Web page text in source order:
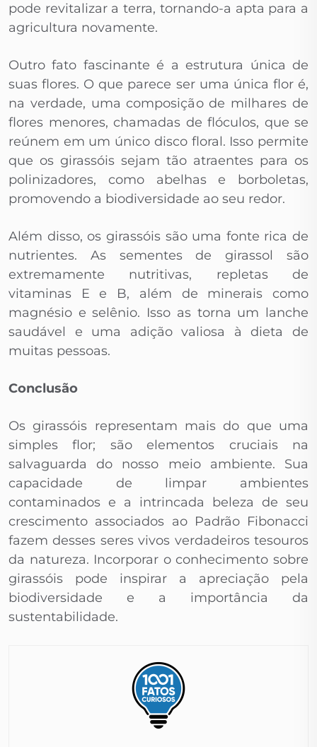
pode revitalizar a terra, tornando-a apta para a
agricultura novamente.
Outro fato fascinante é a estrutura única de
suas flores. O que parece ser uma única flor é,
na verdade, uma composição de milhares de
flores menores, chamadas de flóculos, que se
reúnem em um único disco floral. Isso permite
que os girassóis sejam tão atraentes para os
polinizadores, como abelhas e borboletas,
promovendo a biodiversidade ao seu redor.
Além disso, os girassóis são uma fonte rica de
nutrientes. As sementes de girassol são
extremamente nutritivas, repletas de
vitaminas E e B, além de minerais como
magnésio e selênio. Isso as torna um lanche
saudável e uma adição valiosa à dieta de
muitas pessoas.
Conclusão
Os girassóis representam mais do que uma
simples flor; são elementos cruciais na
salvaguarda do nosso meio ambiente. Sua
capacidade de limpar ambientes
contaminados e a intrincada beleza de seu
crescimento associados ao Padrão Fibonacci
fazem desses seres vivos verdadeiros tesouros
da natureza. Incorporar o conhecimento sobre
girassóis pode inspirar a apreciação pela
biodiversidade e a importância da
sustentabilidade.